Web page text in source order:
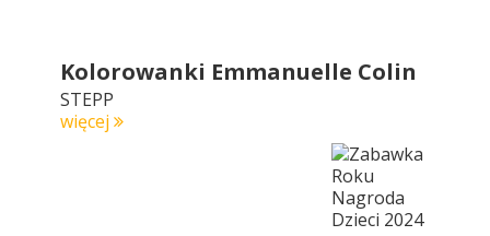
Kolorowanki Emmanuelle Colin
STEPP
więcej